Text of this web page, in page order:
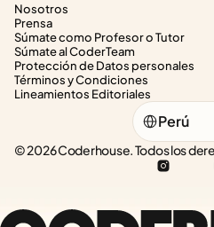
Nosotros
Prensa
Súmate como Profesor o Tutor
Súmate al CoderTeam
Protección de Datos personales
Términos y Condiciones
Lineamientos Editoriales
Select Language
Perú
© 2026 Coderhouse. Todos los